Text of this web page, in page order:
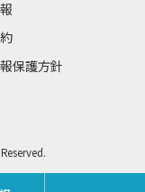
保護方針